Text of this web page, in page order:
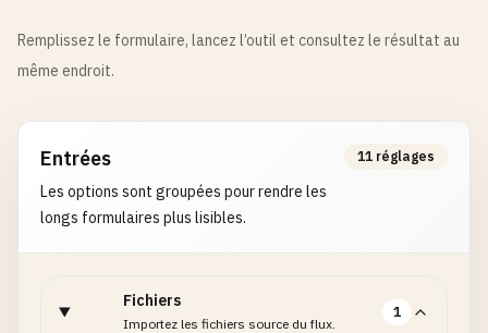
Remplissez le formulaire, lancez l’outil et consultez le résultat au
même endroit.
Entrées
Les options sont groupées pour rendre les
longs formulaires plus lisibles.
11 réglages
Fichiers
Importez les fichiers source du flux.
1